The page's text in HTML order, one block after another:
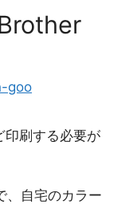
goo
印刷する必要が
、自宅のカラー